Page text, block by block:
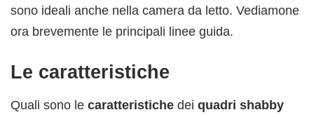
sono ideali anche nella camera da letto. Vediamone
ora brevemente le principali linee guida.
Le caratteristiche
Quali sono le caratteristiche dei quadri shabby